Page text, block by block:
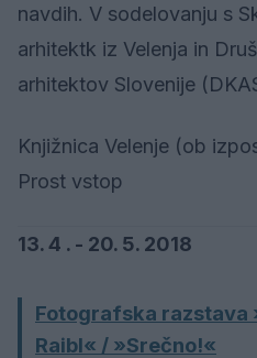
navdih. V sodelovanju s
arhitektk iz Velenja in
arhitektov Slovenije
Knjižnica Velenje (ob
Prost vstop
13. 4 . - 20. 5. 2018
Fotografska razstava
Raibl« / »Srečno!«